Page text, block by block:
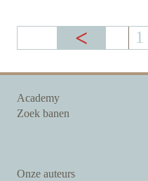
1
Academy
Zoek banen
Onze auteurs